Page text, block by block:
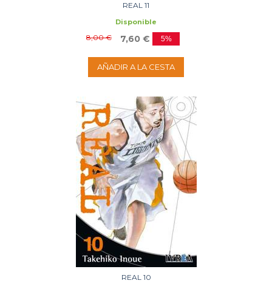
REAL 11
Disponible
8,00 € 7,60 € 5%
AÑADIR A LA CESTA
REAL 10